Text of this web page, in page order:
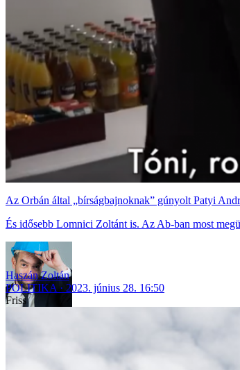
Az Orbán által „bírságbajnoknak” gúnyolt Patyi
És idősebb Lomnici Zoltánt is. Az Ab-ban most
Haszán Zoltán
POLITIKA
2023. június 28. 16:50
Friss